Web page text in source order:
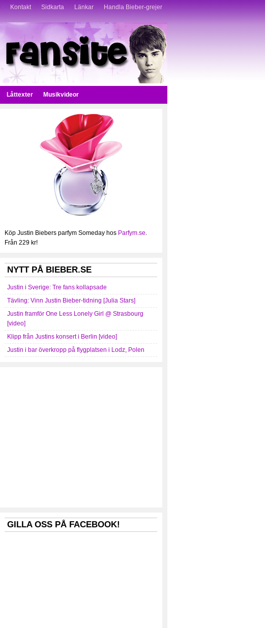
Kontakt Sidkarta Länkar Handla Bieber-grejer
Låttexter Musikvideor
Köp Justin Biebers parfym Someday hos Parfym.se.
Från 229 kr!
NYTT PÅ BIEBER.SE
Justin i Sverige: Tre fans kollapsade
Tävling: Vinn Justin Bieber-tidning [Julia Stars]
Justin framför One Less Lonely Girl @ Strasbourg
[video]
Klipp från Justins konsert i Berlin [video]
Justin i bar överkropp på flygplatsen i Lodz, Polen
GILLA OSS PÅ FACEBOOK!